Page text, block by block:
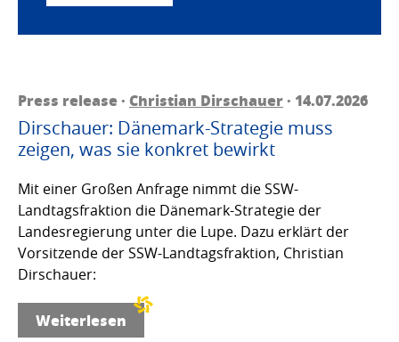
Press release · Christian Dirschauer· 14.07.2026
Dirschauer: Dänemark-Strategie muss
zeigen, was sie konkret bewirkt
Mit einer Großen Anfrage nimmt die SSW-
Landtagsfraktion die Dänemark-Strategie der
Landesregierung unter die Lupe. Dazu erklärt der
Vorsitzende der SSW-Landtagsfraktion, Christian
Dirschauer:
Weiterlesen